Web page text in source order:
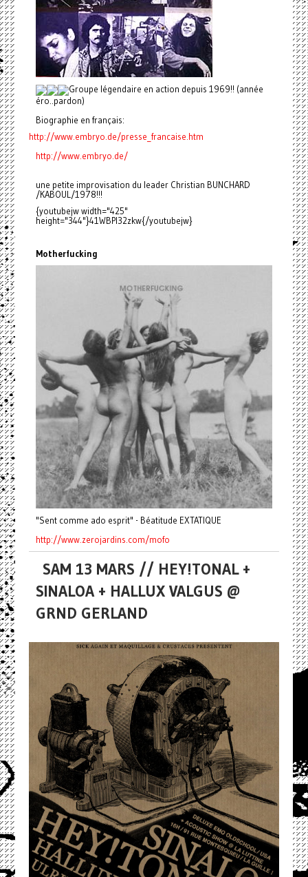
Groupe légendaire en action depuis 1969!! (année
éro..pardon)
Biographie en français:
http://www.embryo.de/presse_ francaise.htm
http://www.embryo.de/
une petite improvisation du leader Christian BUNCHARD
/KABOUL/1978!!!
{youtubejw width="425"
height="344"}41WBPl32zkw{/youtubejw}
Motherfucking
"Sent comme ado esprit" - Béatitude EXTATIQUE
http://www.zerojardins.com/mofo
SAM 13 MARS // HEY!TONAL +
SINALOA + HALLUX VALGUS @
GRND GERLAND